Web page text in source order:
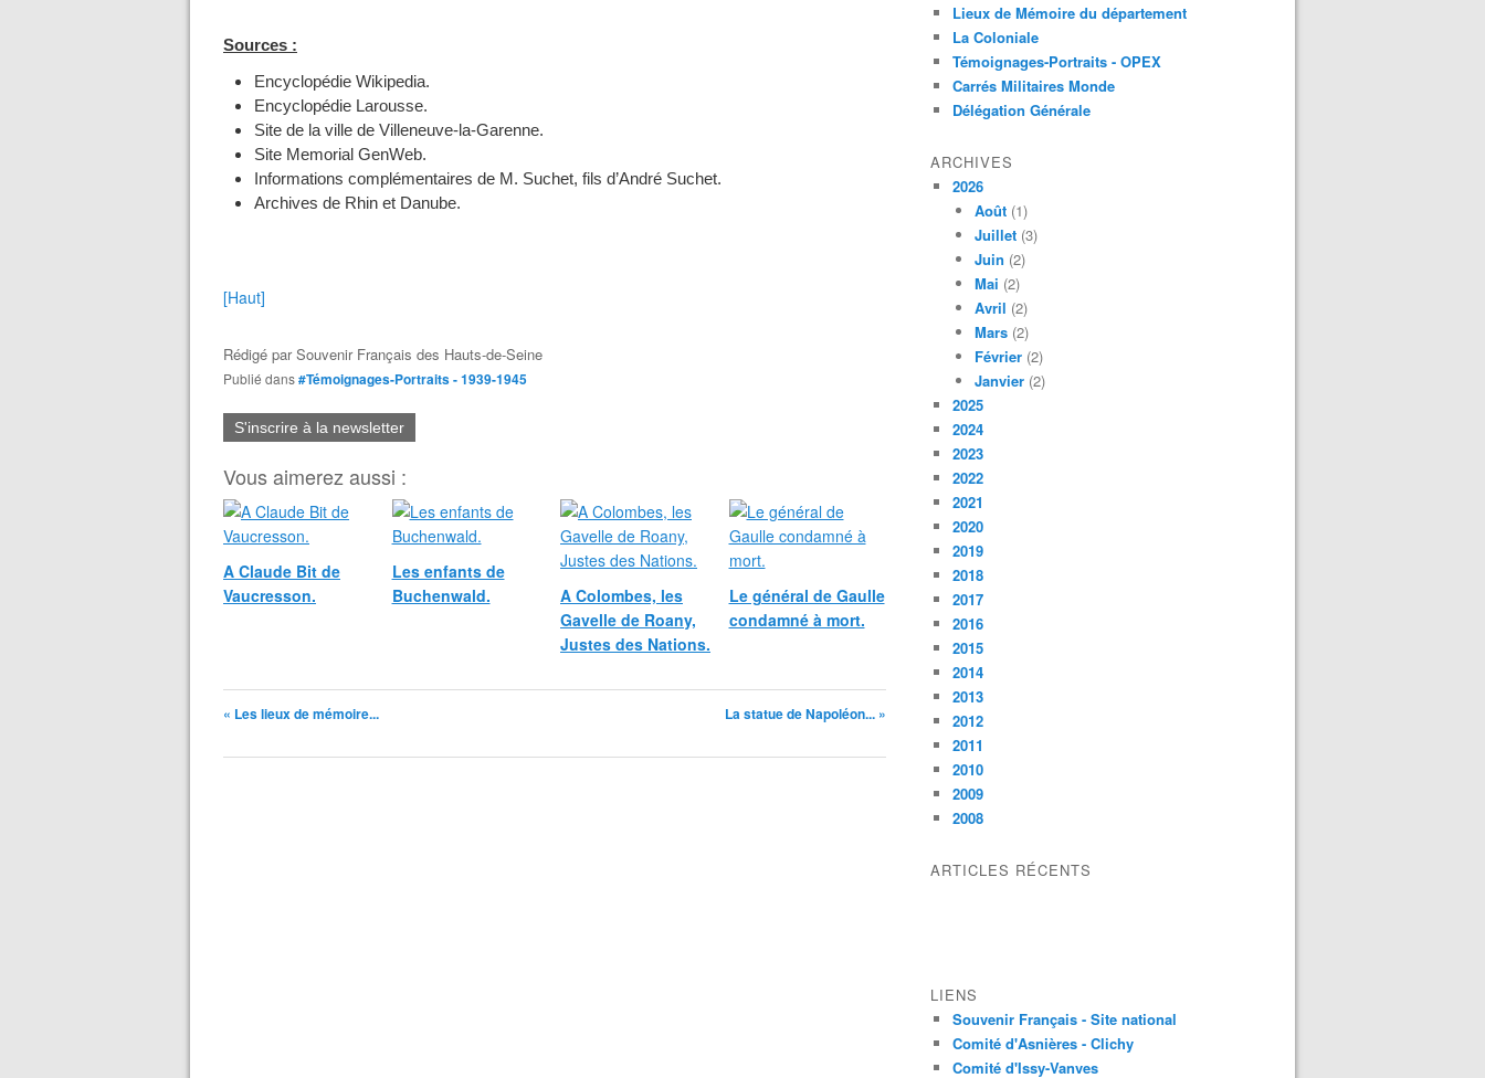
Sources :
Encyclopédie Wikipedia.
Encyclopédie Larousse.
Site de la ville de Villeneuve-la-Garenne.
Site Memorial GenWeb.
Informations complémentaires de M. Suchet, fils d’André Suchet.
Archives de Rhin et Danube.
[Haut]
Rédigé parSouvenir Français des Hauts-de-Seine
Publié dans#Témoignages-Portraits - 1939-1945
S'inscrire à la newsletter
Vous aimerez aussi :
A Claude Bit de
Vaucresson.
Les enfants de
Buchenwald.
A Colombes, les
Gavelle de Roany,
Justes des Nations.
Le général de Gaulle
condamné à mort.
« Les lieux de mémoire... La statue de Napoléon... »
Lieux de Mémoire du département
La Coloniale
Témoignages-Portraits - OPEX
Carrés Militaires Monde
Délégation Générale
ARCHIVES
2026
Août (1)
Juillet (3)
Juin (2)
Mai (2)
Avril (2)
Mars (2)
Février (2)
Janvier (2)
2025
2024
2023
2022
2021
2020
2019
2018
2017
2016
2015
2014
2013
2012
2011
2010
2009
2008
ARTICLES RÉCENTS
LIENS
Souvenir Français - Site national
Comité d'Asnières - Clichy
Comité d'Issy-Vanves